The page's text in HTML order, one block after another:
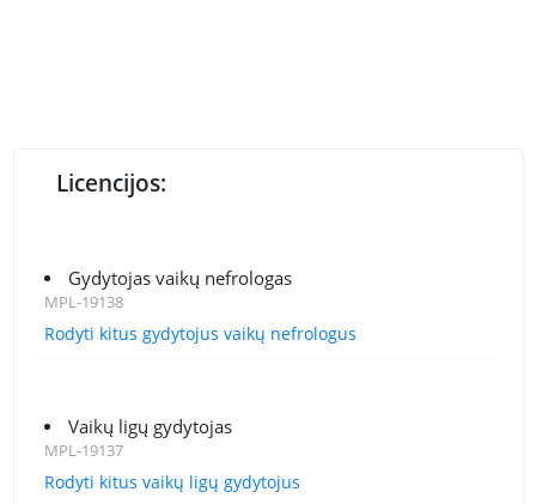
Licencijos:
Gydytojas vaikų nefrologas
MPL-19138
Rodyti kitus gydytojus vaikų nefrologus
Vaikų ligų gydytojas
MPL-19137
Rodyti kitus vaikų ligų gydytojus